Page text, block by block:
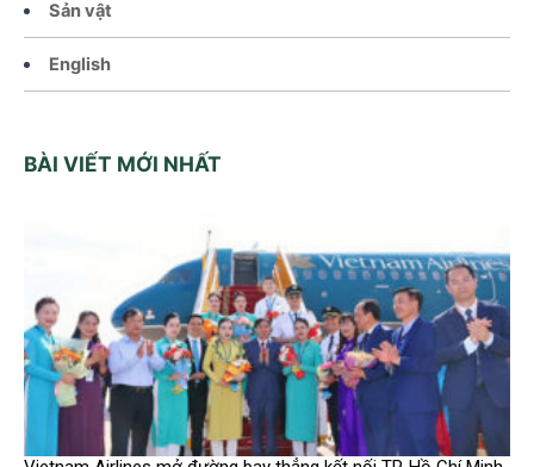
Sản vật
English
BÀI VIẾT MỚI NHẤT